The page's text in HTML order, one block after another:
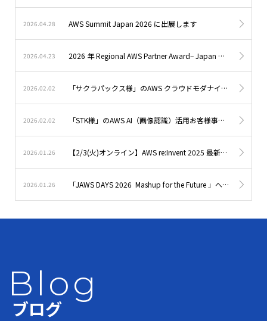
2026.04.28 AWS Summit Japan 2026 に出展します
2026.04.23 2026 年 Regional AWS Partner Award– Japan 受賞
2026.02.02 「サクラパックス様」のAWS クラウドモダナイゼーションお客様事例をアップしました。
2026.02.02 「STK様」のAWS AI（画像認識）活用お客様事例をアップしました。
2026.01.26 【2/3(火)オンライン】AWS re:Invent 2025 最新アップデートで考える「生成AI本番実装」ウェビナー開催
2026.01.26 「JAWS DAYS 2026 Mashup for the Future 」へGoldサポーターとして参加します
Blog
ブログ